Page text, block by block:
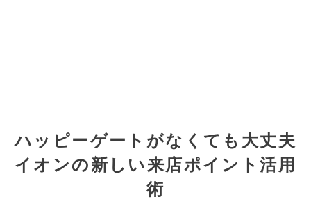
ハッピーゲートがなくても大丈夫
イオンの新しい来店ポイント活用
術